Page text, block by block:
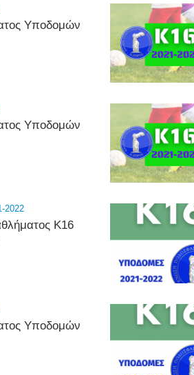
Υποδομών
Υποδομών
Κ16
Υποδομών